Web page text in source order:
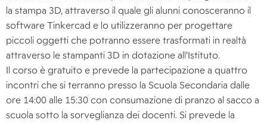
la stampa 3D, attraverso il quale gli alunni conosceranno il
software Tinkercad e lo utilizzeranno per progettare
piccoli oggetti che potranno essere trasformati in realtà
attraverso le stampanti 3D in dotazione all'Istituto.
Il corso è gratuito e prevede la partecipazione a quattro
incontri che si terranno presso la Scuola Secondaria dalle
ore 14:00 alle 15:30 con consumazione di pranzo al sacco a
scuola sotto la sorveglianza dei docenti. Si prevede la